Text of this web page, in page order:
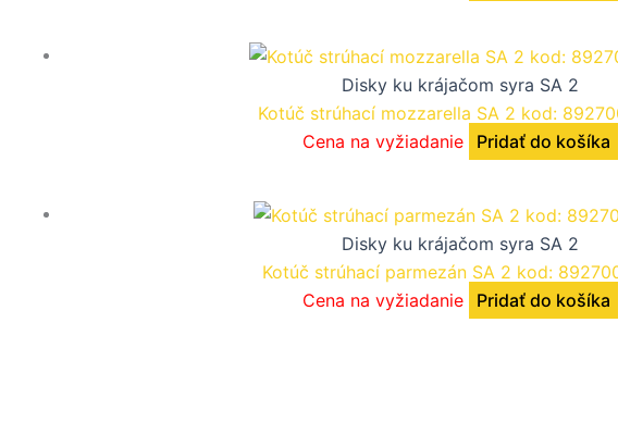
Disky ku krájačom syra SA 2
Kotúč strúhací mozzarella SA 2 kod:
Cena na vyžiadanie
Pridať do košíka
Disky ku krájačom syra SA 2
Kotúč strúhací parmezán SA 2 kod:
Cena na vyžiadanie
Pridať do košíka